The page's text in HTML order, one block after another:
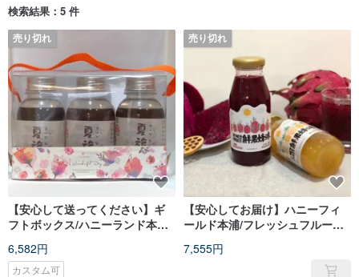
検索結果：5 件
売り切れ
【安心して送ってください】ギ
フトボックス/ハニーランド本浦
ー360g * 3本|ナチュラルヘルス
6,582円
カスタム可
売り切れ
【安心してお届け】ハニーフィ
ールド本浦/フレッシュフルーツ
ュース200ml * 24本|無添加100％
7,555円